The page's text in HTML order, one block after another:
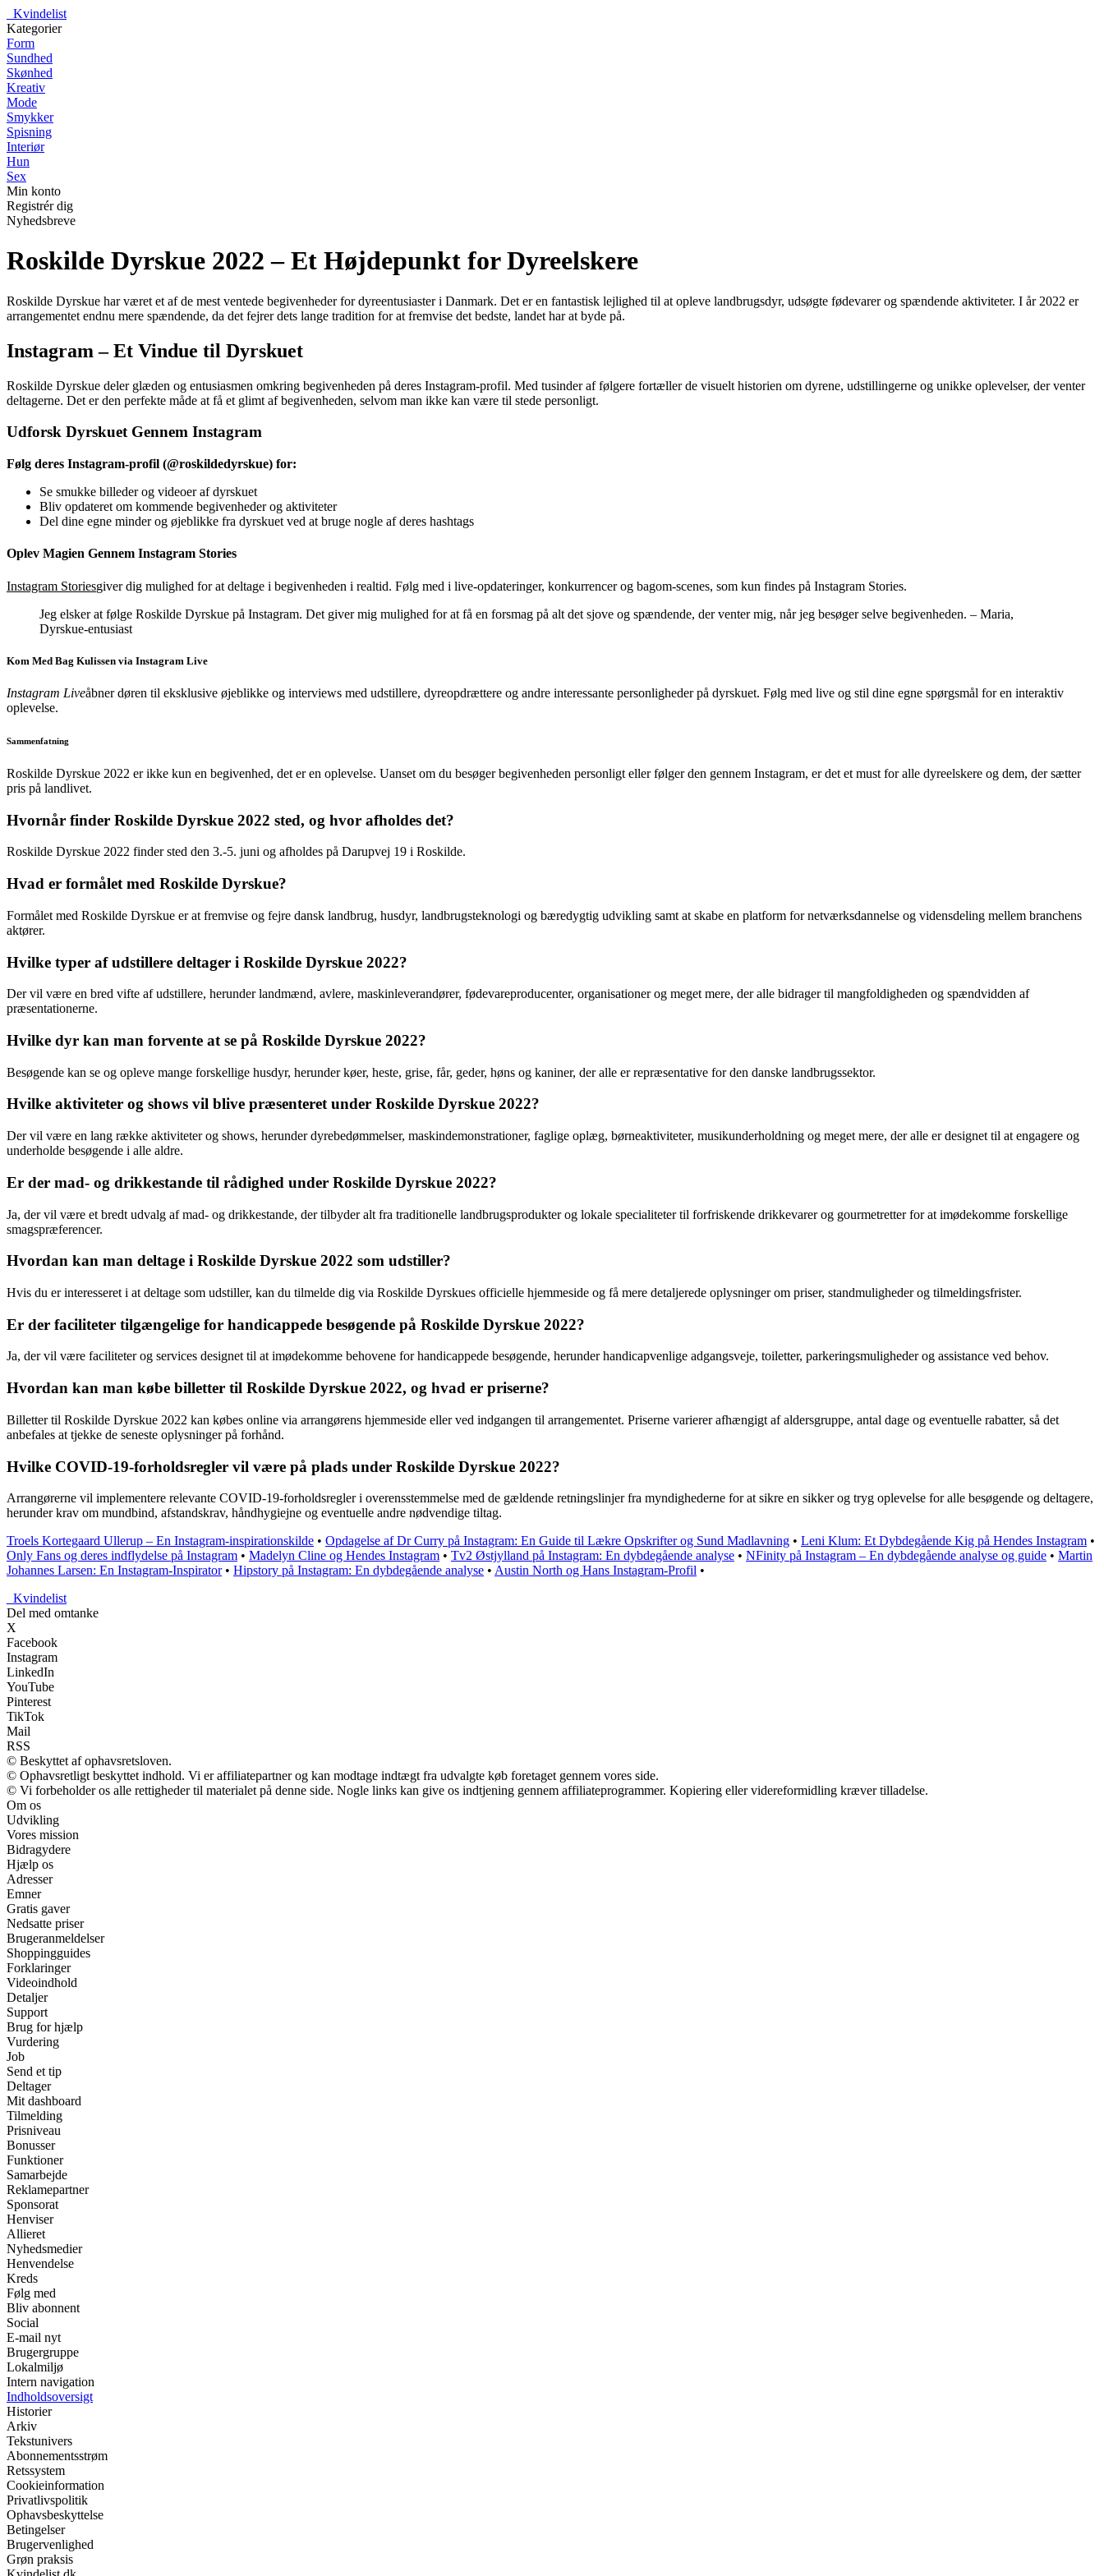
Kvindelist
Kategorier
Form
Sundhed
Skønhed
Kreativ
Mode
Smykker
Spisning
Interiør
Hun
Sex
Min konto
Registrér dig
Nyhedsbreve
Roskilde Dyrskue 2022 – Et Højdepunkt for Dyreelskere
Roskilde Dyrskue har været et af de mest ventede begivenheder for dyreentusiaster i Danmark. Det er en fantastisk lejlighed til at opleve landbrugsdyr, udsøgte fødevarer og spændende aktiviteter. I år 2022 er
arrangementet endnu mere spændende, da det fejrer dets lange tradition for at fremvise det bedste, landet har at byde på.
Instagram – Et Vindue til Dyrskuet
Roskilde Dyrskue deler glæden og entusiasmen omkring begivenheden på deres Instagram-profil. Med tusinder af følgere fortæller de visuelt historien om dyrene, udstillingerne og unikke oplevelser, der venter
deltagerne. Det er den perfekte måde at få et glimt af begivenheden, selvom man ikke kan være til stede personligt.
Udforsk Dyrskuet Gennem Instagram
Følg deres Instagram-profil (@roskildedyrskue) for:
Se smukke billeder og videoer af dyrskuet
Bliv opdateret om kommende begivenheder og aktiviteter
Del dine egne minder og øjeblikke fra dyrskuet ved at bruge nogle af deres hashtags
Oplev Magien Gennem Instagram Stories
Instagram Storiesgiver dig mulighed for at deltage i begivenheden i realtid. Følg med i live-opdateringer, konkurrencer og bagom-scenes, som kun findes på Instagram Stories.
Jeg elsker at følge Roskilde Dyrskue på Instagram. Det giver mig mulighed for at få en forsmag på alt det sjove og spændende, der venter mig, når jeg besøger selve begivenheden. – Maria,
Dyrskue-entusiast
Kom Med Bag Kulissen via Instagram Live
Instagram Liveåbner døren til eksklusive øjeblikke og interviews med udstillere, dyreopdrættere og andre interessante personligheder på dyrskuet. Følg med live og stil dine egne spørgsmål for en interaktiv
oplevelse.
Sammenfatning
Roskilde Dyrskue 2022 er ikke kun en begivenhed, det er en oplevelse. Uanset om du besøger begivenheden personligt eller følger den gennem Instagram, er det et must for alle dyreelskere og dem, der sætter
pris på landlivet.
Hvornår finder Roskilde Dyrskue 2022 sted, og hvor afholdes det?
Roskilde Dyrskue 2022 finder sted den 3.-5. juni og afholdes på Darupvej 19 i Roskilde.
Hvad er formålet med Roskilde Dyrskue?
Formålet med Roskilde Dyrskue er at fremvise og fejre dansk landbrug, husdyr, landbrugsteknologi og bæredygtig udvikling samt at skabe en platform for netværksdannelse og vidensdeling mellem branchens
aktører.
Hvilke typer af udstillere deltager i Roskilde Dyrskue 2022?
Der vil være en bred vifte af udstillere, herunder landmænd, avlere, maskinleverandører, fødevareproducenter, organisationer og meget mere, der alle bidrager til mangfoldigheden og spændvidden af
præsentationerne.
Hvilke dyr kan man forvente at se på Roskilde Dyrskue 2022?
Besøgende kan se og opleve mange forskellige husdyr, herunder køer, heste, grise, får, geder, høns og kaniner, der alle er repræsentative for den danske landbrugssektor.
Hvilke aktiviteter og shows vil blive præsenteret under Roskilde Dyrskue 2022?
Der vil være en lang række aktiviteter og shows, herunder dyrebedømmelser, maskindemonstrationer, faglige oplæg, børneaktiviteter, musikunderholdning og meget mere, der alle er designet til at engagere og
underholde besøgende i alle aldre.
Er der mad- og drikkestande til rådighed under Roskilde Dyrskue 2022?
Ja, der vil være et bredt udvalg af mad- og drikkestande, der tilbyder alt fra traditionelle landbrugsprodukter og lokale specialiteter til forfriskende drikkevarer og gourmetretter for at imødekomme forskellige
smagspræferencer.
Hvordan kan man deltage i Roskilde Dyrskue 2022 som udstiller?
Hvis du er interesseret i at deltage som udstiller, kan du tilmelde dig via Roskilde Dyrskues officielle hjemmeside og få mere detaljerede oplysninger om priser, standmuligheder og tilmeldingsfrister.
Er der faciliteter tilgængelige for handicappede besøgende på Roskilde Dyrskue 2022?
Ja, der vil være faciliteter og services designet til at imødekomme behovene for handicappede besøgende, herunder handicapvenlige adgangsveje, toiletter, parkeringsmuligheder og assistance ved behov.
Hvordan kan man købe billetter til Roskilde Dyrskue 2022, og hvad er priserne?
Billetter til Roskilde Dyrskue 2022 kan købes online via arrangørens hjemmeside eller ved indgangen til arrangementet. Priserne varierer afhængigt af aldersgruppe, antal dage og eventuelle rabatter, så det
anbefales at tjekke de seneste oplysninger på forhånd.
Hvilke COVID-19-forholdsregler vil være på plads under Roskilde Dyrskue 2022?
Arrangørerne vil implementere relevante COVID-19-forholdsregler i overensstemmelse med de gældende retningslinjer fra myndighederne for at sikre en sikker og tryg oplevelse for alle besøgende og deltagere,
herunder krav om mundbind, afstandskrav, håndhygiejne og eventuelle andre nødvendige tiltag.
Troels Kortegaard Ullerup – En Instagram-inspirationskilde • Opdagelse af Dr Curry på Instagram: En Guide til Lækre Opskrifter og Sund Madlavning • Leni Klum: Et Dybdegående Kig på Hendes Instagram •
Only Fans og deres indflydelse på Instagram • Madelyn Cline og Hendes Instagram • Tv2 Østjylland på Instagram: En dybdegående analyse • NFinity på Instagram – En dybdegående analyse og guide • Martin
Johannes Larsen: En Instagram-Inspirator• Hipstory på Instagram: En dybdegående analyse • Austin North og Hans Instagram-Profil •
Kvindelist
Del med omtanke
X
Facebook
Instagram
LinkedIn
YouTube
Pinterest
TikTok
Mail
RSS
© Beskyttet af ophavsretsloven.
© Ophavsretligt beskyttet indhold. Vi er affiliatepartner og kan modtage indtægt fra udvalgte køb foretaget gennem vores side.
© Vi forbeholder os alle rettigheder til materialet på denne side. Nogle links kan give os indtjening gennem affiliateprogrammer. Kopiering eller videreformidling kræver tilladelse.
Om os
Udvikling
Vores mission
Bidragydere
Hjælp os
Adresser
Emner
Gratis gaver
Nedsatte priser
Brugeranmeldelser
Shoppingguides
Forklaringer
Videoindhold
Detaljer
Support
Brug for hjælp
Vurdering
Job
Send et tip
Deltager
Mit dashboard
Tilmelding
Prisniveau
Bonusser
Funktioner
Samarbejde
Reklamepartner
Sponsorat
Henviser
Allieret
Nyhedsmedier
Henvendelse
Kreds
Følg med
Bliv abonnent
Social
E-mail nyt
Brugergruppe
Lokalmiljø
Intern navigation
Indholdsoversigt
Historier
Arkiv
Tekstunivers
Abonnementsstrøm
Retssystem
Cookieinformation
Privatlivspolitik
Ophavsbeskyttelse
Betingelser
Brugervenlighed
Grøn praksis